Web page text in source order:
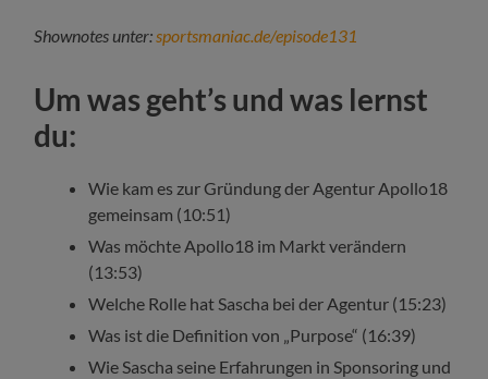
Shownotes unter:sportsmaniac.de/episode131
Um was geht’s und was lernst
du:
Wie kam es zur Gründung der Agentur Apollo18
gemeinsam (10:51)
Was möchte Apollo18 im Markt verändern
(13:53)
Welche Rolle hat Sascha bei der Agentur (15:23)
Was ist die Definition von „Purpose“ (16:39)
Wie Sascha seine Erfahrungen in Sponsoring und